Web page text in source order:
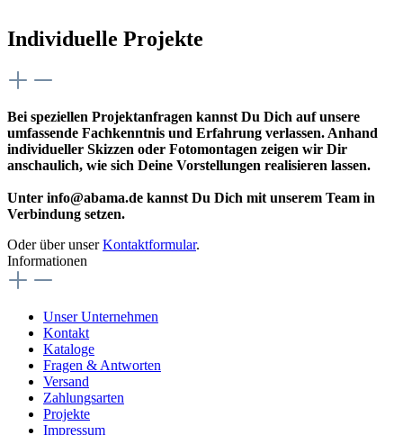
Individuelle Projekte
Bei speziellen Projektanfragen kannst Du Dich auf unsere
umfassende Fachkenntnis und Erfahrung verlassen. Anhand
individueller Skizzen oder Fotomontagen zeigen wir Dir
anschaulich, wie sich Deine Vorstellungen realisieren lassen.
Unter info@abama.de kannst Du Dich mit unserem Team in
Verbindung setzen.
Oder über unserKontaktformular.
Informationen
Unser Unternehmen
Kontakt
Kataloge
Fragen & Antworten
Versand
Zahlungsarten
Projekte
Impressum